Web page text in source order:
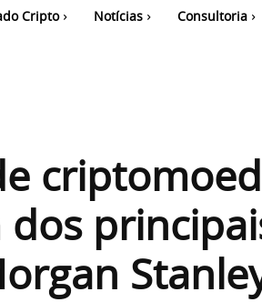
Cripto Notícias Consultoria
dos